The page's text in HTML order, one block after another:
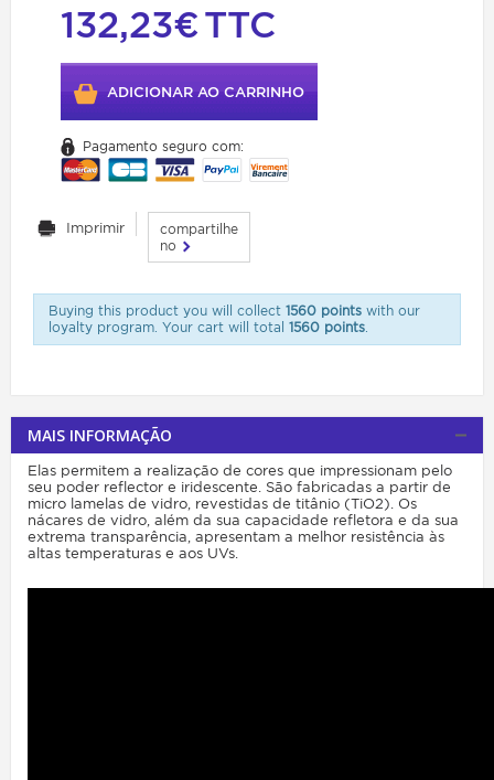
132,23€TTC
ADICIONAR AO CARRINHO
Pagamento seguro com:
Imprimir
compartilhe
no
Buying this product you will collect 1560 pointswith our
loyalty program. Your cart will total 1560 points.
MAIS INFORMAÇÃO
Elas permitem a realização de cores que impressionam pelo
seu poder reflector e iridescente. São fabricadas a partir de
micro lamelas de vidro, revestidas de titânio (TiO2). Os
nácares de vidro, além da sua capacidade refletora e da sua
extrema transparência, apresentam a melhor resistência às
altas temperaturas e aos UVs.